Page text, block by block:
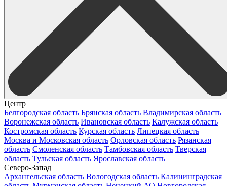
Центр
Белгородская область Брянская область Владимирская область
Воронежская область Ивановская область Калужская область
Костромская область Курская область Липецкая область
Москва и Московская область Орловская область Рязанская
область Смоленская область Тамбовская область Тверская
область Тульская область Ярославская область
Северо-Запад
Архангельская область Вологодская область Калининградская